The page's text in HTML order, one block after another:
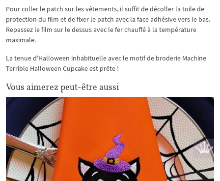
Pour coller le patch sur les vêtements, il suffit de décoller la toile de
protection du film et de fixer le patch avec la face adhésive vers le bas.
Repassez le film sur le dessus avec le fer chauffé à la température
maximale.
La tenue d'Halloween inhabituelle avec le motif de broderie Machine
Terrible Halloween Cupcake est prête !
Vous aimerez peut-être aussi